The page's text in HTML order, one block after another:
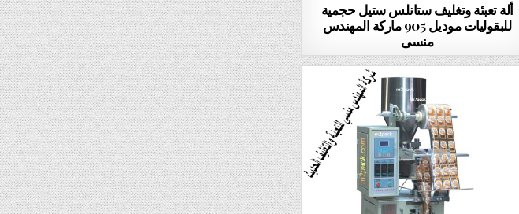
ألة تعبئة وتغليف ستانلس ستيل حجمية
للبقوليات موديل 905 ماركة المهندس
منسى